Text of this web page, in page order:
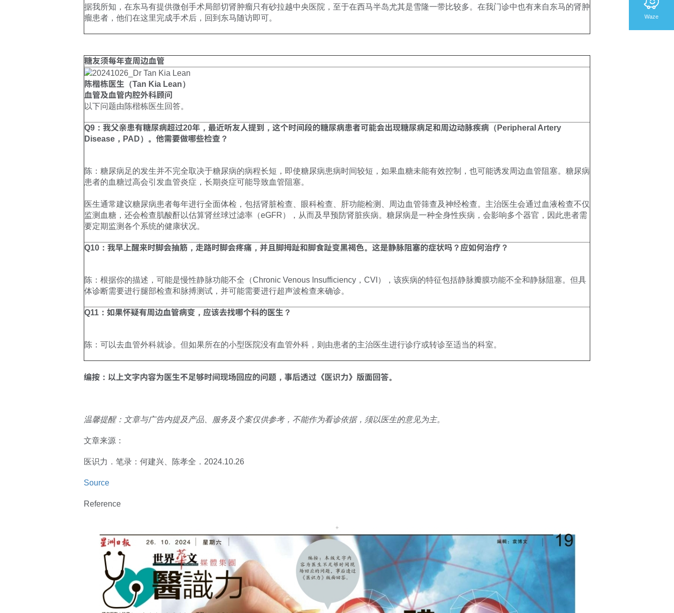
据我所知，在东马有提供微创手术局部切肾肿瘤只有砂拉越中央医院，至于在西马半岛尤其是雪隆一带比较多。在我门诊中也有来自东马的肾肿
瘤患者，他们在这里完成手术后，回到东马随访即可。
糖友须每年查周边血管
陈楷栋医生（Tan Kia Lean）
血管及血管内腔外科顾问
以下问题由陈楷栋医生回答。
Q9：我父亲患有糖尿病超过20年，最近听友人提到，这个时间段的糖尿病患者可能会出现糖尿病足和周边动脉疾病（Peripheral Artery
Disease，PAD）。他需要做哪些检查？
陈：糖尿病足的发生并不完全取决于糖尿病的病程长短，即使糖尿病患病时间较短，如果血糖未能有效控制，也可能诱发周边血管阻塞。糖尿病
患者的血糖过高会引发血管炎症，长期炎症可能导致血管阻塞。
医生通常建议糖尿病患者每年进行全面体检，包括肾脏检查、眼科检查、肝功能检测、周边血管筛查及神经检查。主治医生会通过血液检查不仅
监测血糖，还会检查肌酸酐以估算肾丝球过滤率（eGFR），从而及早预防肾脏疾病。糖尿病是一种全身性疾病，会影响多个器官，因此患者需
要定期监测各个系统的健康状况。
Q10：我早上醒来时脚会抽筋，走路时脚会疼痛，并且脚拇趾和脚食趾变黑褐色。这是静脉阻塞的症状吗？应如何治疗？
陈：根据你的描述，可能是慢性静脉功能不全（Chronic Venous Insufficiency，CVI），该疾病的特征包括静脉瓣膜功能不全和静脉阻塞。但具
体诊断需要进行腿部检查和脉搏测试，并可能需要进行超声波检查来确诊。
Q11：如果怀疑有周边血管病变，应该去找哪个科的医生？
陈：可以去血管外科就诊。但如果所在的小型医院没有血管外科，则由患者的主治医生进行诊疗或转诊至适当的科室。
编按：以上文字内容为医生不足够时间现场回应的问题，事后透过《医识力》版面回答。
温馨提醒：文章与广告内提及产品、服务及个案仅供参考，不能作为看诊依据，须以医生的意见为主。
文章来源：
医识力．笔录：何建兴、陈孝全．2024.10.26
Source
Reference
Waze